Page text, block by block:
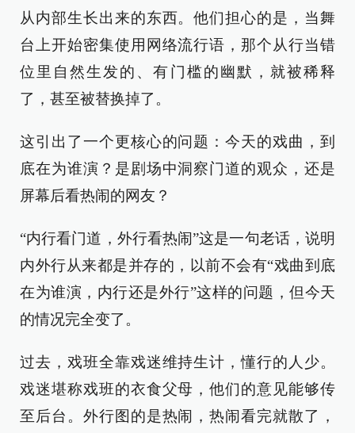
从内部生长出来的东西。他们担心的是，当舞
台上开始密集使用网络流行语，那个从行当错
位里自然生发的、有门槛的幽默，就被稀释
了，甚至被替换掉了。
这引出了一个更核心的问题：今天的戏曲，到
底在为谁演？是剧场中洞察门道的观众，还是
屏幕后看热闹的网友？
“内行看门道，外行看热闹”这是一句老话，说明
内外行从来都是并存的，以前不会有“戏曲到底
在为谁演，内行还是外行”这样的问题，但今天
的情况完全变了。
过去，戏班全靠戏迷维持生计，懂行的人少。
戏迷堪称戏班的衣食父母，他们的意见能够传
至后台。外行图的是热闹，热闹看完就散了，